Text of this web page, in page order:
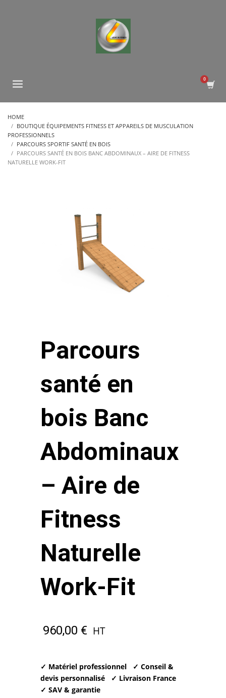
HOME
BOUTIQUE ÉQUIPEMENTS FITNESS ET APPAREILS DE MUSCULATION
PROFESSIONNELS
PARCOURS SPORTIF SANTÉ EN BOIS
PARCOURS SANTÉ EN BOIS BANC ABDOMINAUX – AIRE DE FITNESS
NATURELLE WORK-FIT
Parcours
santé en
bois Banc
Abdominaux
– Aire de
Fitness
Naturelle
Work-Fit
960,00 € HT
✓ Matériel professionnel
✓ Conseil &
devis personnalisé
✓ Livraison France
✓ SAV & garantie